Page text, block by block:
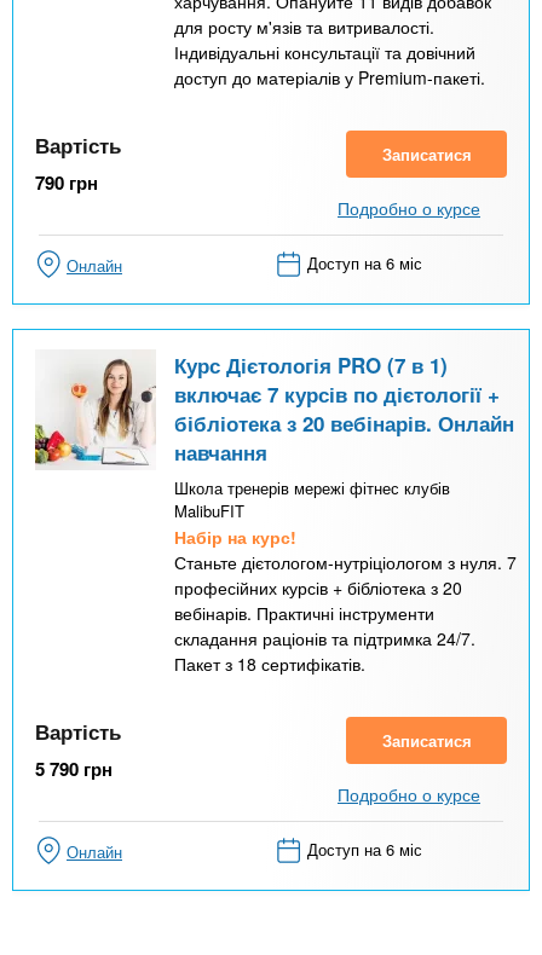
для росту м'язів та витривалості.
Індивідуальні консультації та довічний
доступ до матеріалів у Premium-пакеті.
Вартість
790 грн
Записатися
Подробно о курсе
Онлайн Доступ на 6 міс
Курс Дієтологія PRO (7 в 1)
включає 7 курсів по дієтології +
бібліотека з 20 вебінарів. Онлайн
навчання
Школа тренерів мережі фітнес клубів
MalibuFIT
Набір на курс!
Станьте дієтологом-нутріціологом з нуля. 7
професійних курсів + бібліотека з 20
вебінарів. Практичні інструменти
складання раціонів та підтримка 24/7.
Пакет з 18 сертифікатів.
Вартість
5 790 грн
Записатися
Подробно о курсе
Онлайн Доступ на 6 міс